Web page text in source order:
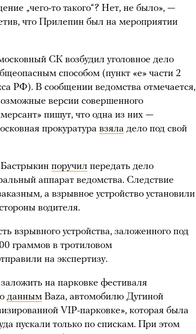
„чего-то такого“? Нет, не было», —
что Прилепин был на мероприятии
СК возбудил уголовное дело
способом (пункт «е» части 2
РФ). В сообщении ведомства отмечается,
версии совершенного
пишут, что одна из них —
прокуратура взяла дело под свой
поручил передать дело
аппарат ведомства. Следствие
а взрывное устройство установили
водителя.
взрывного устройства, заложенного под
граммов в тротиловом
на экспертизу.
на парковке фестиваля
данным Baza, автомобилю Дугиной
VIP-парковке», которая была
пускали только по спискам. При этом